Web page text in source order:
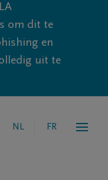
om dit te
en
uit te
NL FR